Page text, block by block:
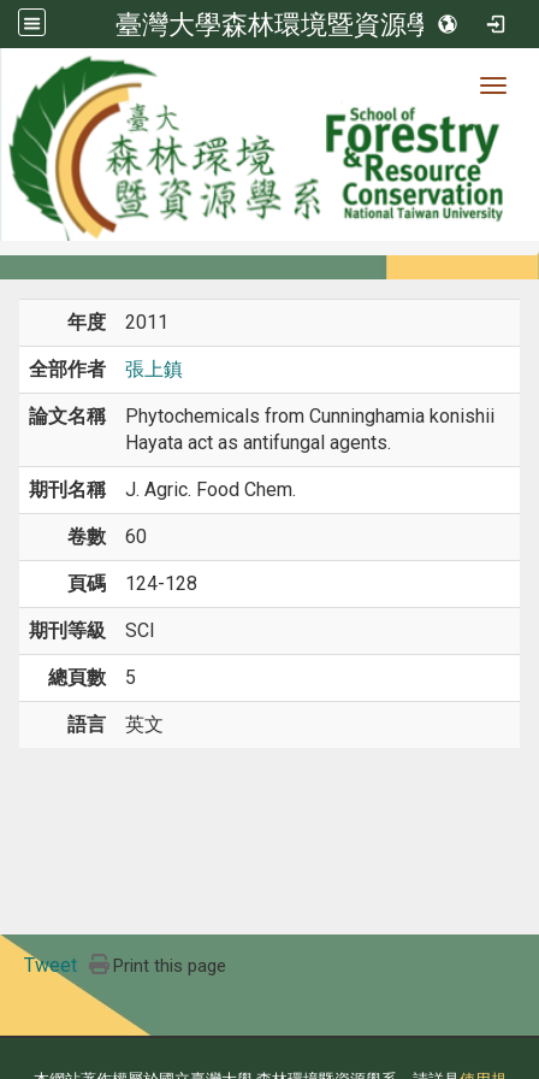
臺灣大學森林環境暨資源學系
系所成員
系所成員
年度 2011
全部作者 張上鎮
論文名稱
Phytochemicals from Cunninghamia konishii
Hayata act as antifungal agents.
期刊名稱 J. Agric. Food Chem.
卷數 60
頁碼 124-128
期刊等級 SCI
總頁數 5
語言 英文
Tweet Print this page